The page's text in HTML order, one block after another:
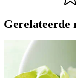
Gerelateerde